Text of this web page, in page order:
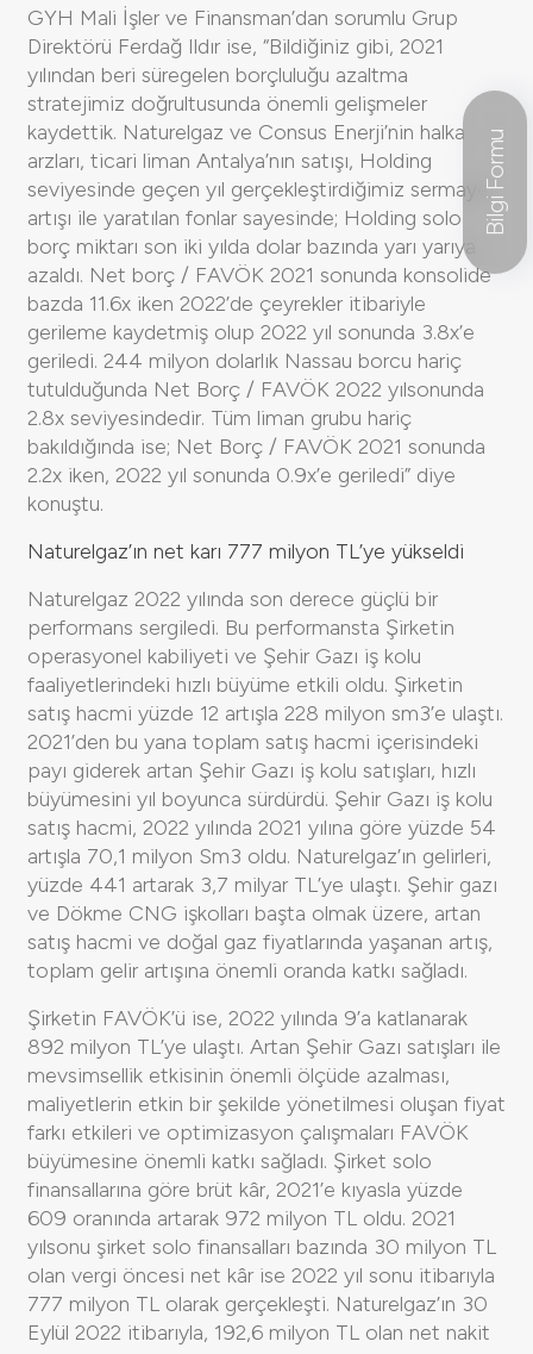
GYH Mali İşler ve Finansman’dan sorumlu Grup
Direktörü Ferdağ Ildır ise, “Bildiğiniz gibi, 2021
yılından beri süregelen borçluluğu azaltma
stratejimiz doğrultusunda önemli gelişmeler
kaydettik. Naturelgaz ve Consus Enerji’nin halka
arzları, ticari liman Antalya’nın satışı, Holding
seviyesinde geçen yıl gerçekleştirdiğimiz sermaye
artışı ile yaratılan fonlar sayesinde; Holding solo
borç miktarı son iki yılda dolar bazında yarı yarıya
azaldı. Net borç / FAVÖK 2021 sonunda konsolide
bazda 11.6x iken 2022’de çeyrekler itibariyle
gerileme kaydetmiş olup 2022 yıl sonunda 3.8x’e
geriledi. 244 milyon dolarlık Nassau borcu hariç
tutulduğunda Net Borç / FAVÖK 2022 yılsonunda
2.8x seviyesindedir. Tüm liman grubu hariç
bakıldığında ise; Net Borç / FAVÖK 2021 sonunda
2.2x iken, 2022 yıl sonunda 0.9x’e geriledi” diye
konuştu.
Naturelgaz’ın net karı 777 milyon TL’ye yükseldi
Naturelgaz 2022 yılında son derece güçlü bir
performans sergiledi. Bu performansta Şirketin
operasyonel kabiliyeti ve Şehir Gazı iş kolu
faaliyetlerindeki hızlı büyüme etkili oldu. Şirketin
satış hacmi yüzde 12 artışla 228 milyon sm3’e ulaştı.
2021’den bu yana toplam satış hacmi içerisindeki
payı giderek artan Şehir Gazı iş kolu satışları, hızlı
büyümesini yıl boyunca sürdürdü. Şehir Gazı iş kolu
satış hacmi, 2022 yılında 2021 yılına göre yüzde 54
artışla 70,1 milyon Sm3 oldu. Naturelgaz’ın gelirleri,
yüzde 441 artarak 3,7 milyar TL’ye ulaştı. Şehir gazı
ve Dökme CNG işkolları başta olmak üzere, artan
satış hacmi ve doğal gaz fiyatlarında yaşanan artış,
toplam gelir artışına önemli oranda katkı sağladı.
Şirketin FAVÖK’ü ise, 2022 yılında 9’a katlanarak
892 milyon TL’ye ulaştı. Artan Şehir Gazı satışları ile
mevsimsellik etkisinin önemli ölçüde azalması,
maliyetlerin etkin bir şekilde yönetilmesi oluşan fiyat
farkı etkileri ve optimizasyon çalışmaları FAVÖK
büyümesine önemli katkı sağladı. Şirket solo
finansallarına göre brüt kâr, 2021’e kıyasla yüzde
609 oranında artarak 972 milyon TL oldu. 2021
yılsonu şirket solo finansalları bazında 30 milyon TL
olan vergi öncesi net kâr ise 2022 yıl sonu itibarıyla
777 milyon TL olarak gerçekleşti. Naturelgaz’ın 30
Eylül 2022 itibarıyla, 192,6 milyon TL olan net nakit
Bilgi Formu